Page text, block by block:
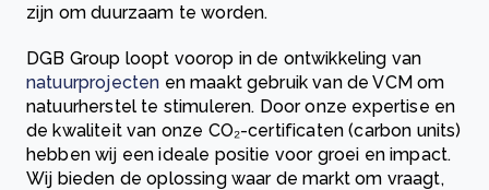
zijn om duurzaam te worden.
DGB Group loopt voorop in de ontwikkeling van
natuurprojecten en maakt gebruik van de VCM om
natuurherstel te stimuleren. Door onze expertise en
de kwaliteit van onze CO₂-certificaten (carbon units)
hebben wij een ideale positie voor groei en impact.
Wij bieden de oplossing waar de markt om vraagt,